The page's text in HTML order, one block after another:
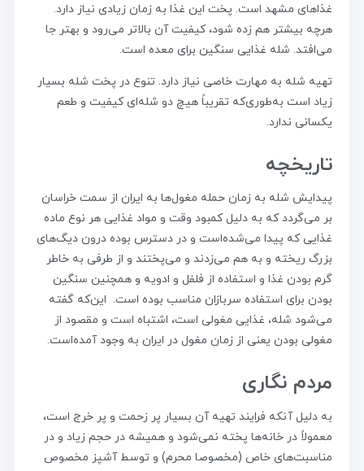
غذاهای مشهد است. پخت این غذا به زمان زیادی نیاز دارد.
هرچه بیشتر هم زده شود، کیفیت آن بالاتر می‌رود و بهتر جا
می‌افتد. شله غذایی سنگین برای معده است.
تهیه شله به مهارت خاصی نیاز دارد. تنوع در پخت شله بسیار
زیاد است به‌طوری‌که تقریباً هیچ دو شله‌ای کیفیت و طعم
یکسانی ندارد.
تاریخچه
پیدایش شله به زمان حمله مغول‌ها به ایران از سمت خراسان
بر می‌گردد که به دلیل کمبود وقت و مواد غذایی هر نوع ماده
غذایی که پیدا می‌شده‌است و در دسترس بوده درون دیگ‌های
بزرگ ریخته و به هم می‌زدند و می‌پختند و از طرفی به خاطر
گرم بودن غذا و استفاده از فلفل و ادویه و همچنین سنگین
بودن برای استفاده سربازان مناسب بوده است. این‌که گفته
می‌شود شله، غذایی مغولی است، اشتباه است و مقصود از
مغولی بودن یعنی از زمان مغول در ایران به وجود آمده‌است.
مردم نگاری
به دلیل آنکه فرایند تهیه آن بسیار پر زحمت و پر خرج است،
معمولاً در خانه‌ها پخته نمی‌شود و همیشه در حجم زیاد و در
مناسبت‌های خاص (مخصوصا محرم) و توسط آشپز مخصوص